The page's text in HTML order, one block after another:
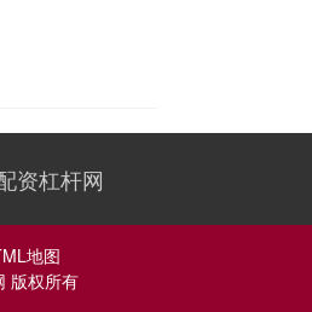
资杠杆网
地图
版权所有